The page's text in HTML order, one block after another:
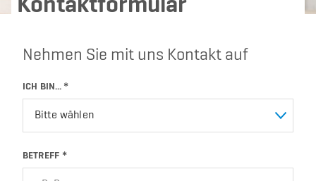
Kontaktformular
Nehmen Sie mit uns Kontakt auf
Bitte wählen
ICH BIN... *
BETREFF